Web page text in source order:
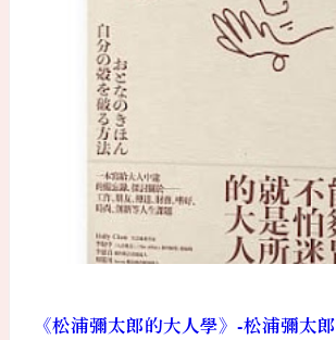
《松浦彌太郎的大人學》-松浦彌太郎